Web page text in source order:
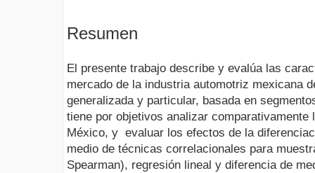
Resumen
El presente trabajo describe y evalúa las
mercado de la industria automotriz mexicana
generalizada y particular, basada en
tiene por objetivos analizar
México, y evaluar los efectos de la
medio de técnicas correlacionales para
Spearman), regresión lineal y diferencia de